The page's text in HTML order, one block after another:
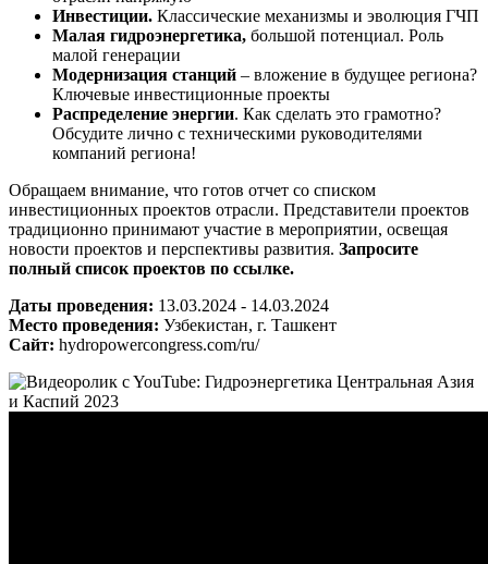
Инвестиции. Классические механизмы и эволюция ГЧП
Малая гидроэнергетика, большой потенциал. Роль
малой генерации
Модернизация станций – вложение в будущее региона?
Ключевые инвестиционные проекты
Распределение энергии. Как сделать это грамотно?
Обсудите лично с техническими руководителями
компаний региона!
Обращаем внимание, что готов отчет со списком
инвестиционных проектов отрасли. Представители проектов
традиционно принимают участие в мероприятии, освещая
новости проектов и перспективы развития. Запросите
полный список проектов по ссылке.
Даты проведения: 13.03.2024 - 14.03.2024
Место проведения: Узбекистан, г. Ташкент
Сайт: hydropowercongress.com/ru/